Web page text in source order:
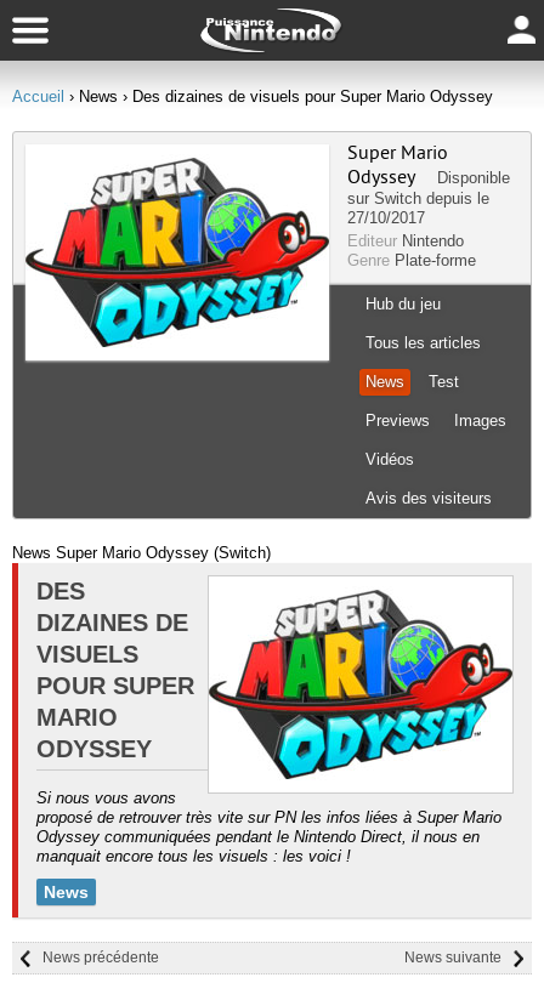
Accueil › News › Des dizaines de visuels pour Super Mario Odyssey
Super Mario
Odyssey
Disponible
sur Switch depuis le
27/10/2017
Editeur Nintendo
Genre Plate-forme
Hub du jeu
Tous les articles
News Test
Previews Images
Vidéos
Avis des visiteurs
News Super Mario Odyssey (Switch)
DES
DIZAINES DE
VISUELS
POUR SUPER
MARIO
ODYSSEY
Si nous vous avons
proposé de retrouver très vite sur PN les infos liées à Super Mario
Odyssey communiquées pendant le Nintendo Direct, il nous en
manquait encore tous les visuels : les voici !
News
News suivante
News précédente